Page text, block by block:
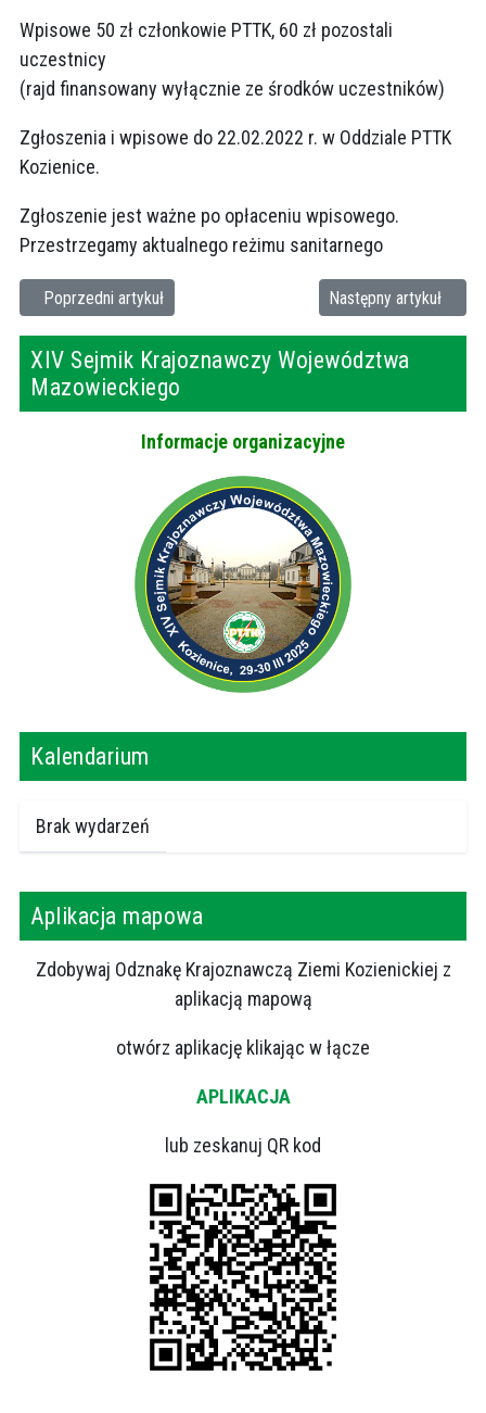
Wpisowe 50 zł członkowie PTTK, 60 zł pozostali
uczestnicy
(rajd finansowany wyłącznie ze środków uczestników)
Zgłoszenia i wpisowe do 22.02.2022 r. w Oddziale PTTK
Kozienice.
Zgłoszenie jest ważne po opłaceniu wpisowego.
Przestrzegamy aktualnego reżimu sanitarnego
Poprzednia strona: Podsumowanie eliminacji powiatowych
Poprzedni artykuł Następna strona: InO
Następny artykuł
XIV Sejmik Krajoznawczy Województwa
Mazowieckiego
Informacje organizacyjne
Kalendarium
Brak wydarzeń
Aplikacja mapowa
Zdobywaj Odznakę Krajoznawczą Ziemi Kozienickiej z
aplikacją mapową
otwórz aplikację klikając w łącze
APLIKACJA
lub zeskanuj QR kod